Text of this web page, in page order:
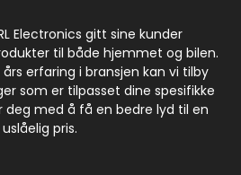
Electronics gitt sine kunder
til både hjemmet og bilen.
erfaring i bransjen kan vi tilby
som er tilpasset dine spesifikke
deg med å få en bedre lyd til en
uslåelig pris.